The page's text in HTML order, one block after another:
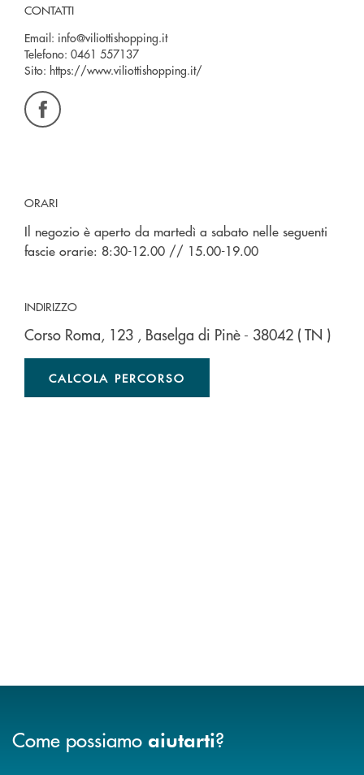
CONTATTI
Email: info@viliottishopping.it
Telefono: 0461 557137
Sito: https://www.viliottishopping.it/
ORARI
Il negozio è aperto da martedì a sabato nelle seguenti
fascie orarie: 8:30-12.00 // 15.00-19.00
INDIRIZZO
Corso Roma, 123 , Baselga di Pinè - 38042 ( TN )
CALCOLA PERCORSO
Come possiamo aiutarti?